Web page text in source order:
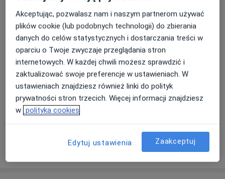
Ocena stanu psychicznego
Od 200 zł Szczegóły Umów wizytę
Poradnictwo psychologiczne
Od 200 zł Szczegóły Umów wizytę
+ 2 usługi
W jaki sposób ustalane są ceny?
Akceptując, pozwalasz nam i naszym partnerom używać
plików cookie (lub podobnych technologii) do zbierania
danych do celów statystycznych i dostarczania treści w
oparciu o Twoje zwyczaje przeglądania stron
internetowych. W każdej chwili możesz sprawdzić i
zaktualizować swoje preferencje w ustawieniach. W
ustawieniach znajdziesz również linki do polityk
prywatności stron trzecich. Więcej informacji znajdziesz
w polityka cookies
Edytuj ustawienia Zaakceptuj